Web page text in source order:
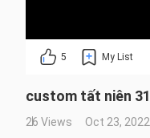
5 My List
custom tất niên
26 Views Oct 23, 2022